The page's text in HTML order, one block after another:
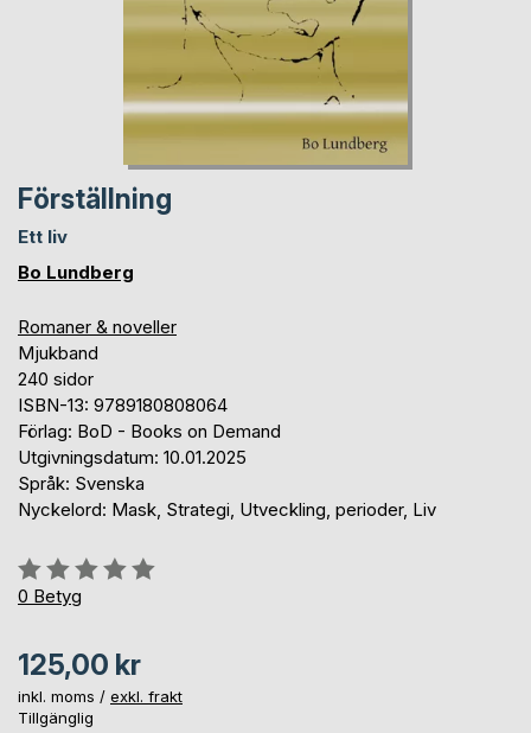
Förställning
Ett liv
Bo Lundberg
Romaner & noveller
Mjukband
240 sidor
ISBN-13: 9789180808064
Förlag: BoD - Books on Demand
Utgivningsdatum: 10.01.2025
Språk: Svenska
Nyckelord: Mask, Strategi, Utveckling, perioder, Liv
Betyg::
0%
0 Betyg
125,00 kr
inkl. moms / exkl. frakt
Tillgänglig